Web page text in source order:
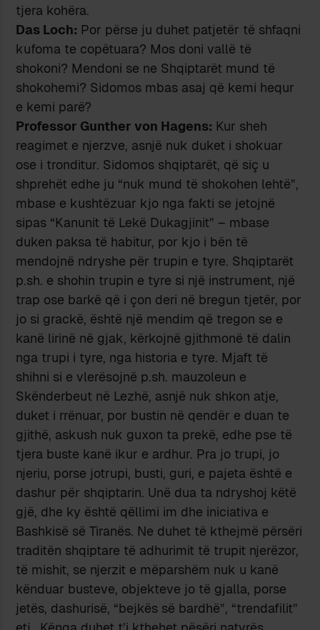
tjera kohëra.
Das Loch: Por përse ju duhet patjetër të shfaqni
kufoma te copëtuara? Mos doni vallë të
shokoni? Mendoni se ne Shqiptarët mund të
shokohemi? Sidomos mbas asaj që kemi hequr
e kemi parë?
Professor Gunther von Hagens: Kur sheh
reagimet e njerzve, asnjë nuk duket i shokuar
ose i tronditur. Sidomos shqiptarët, që siç u
shprehët edhe ju “nuk mund të shokohen lehtë”,
mbase e kushtëzuar kjo nga fakti se jetojnë
sipas “Kanunit të Lekë Dukagjinit” – mbase
duken paksa të habitur, por kjo i bën të
mendojnë ndryshe për trupin e tyre. Shqiptarët
p.sh. e shohin trupin e tyre si një instrument, një
trap ose barkë që i çon deri në bregun tjetër, por
jo si grackë, është një mendim që tregon se e
kanë lirinë në gjak, kërkojnë gjithmonë të dalin
nga trupi i tyre, nga historia e tyre. Mjaft të
shihni si e vlerësojnë p.sh. mauzoleun e
Skënderbeut në Lezhë, asnjë nuk shkon atje,
duket i rrënuar, por bustin në qendër e duan te
gjithë, askush nuk guxon ta prekë, edhe pse të
tjera buste kanë ikur e ardhur. Pra jo trupi, jo
njeriu, porse jotrupi, busti, guri, e pajeta është e
dashur për shqiptarin. Unë dua ta ndryshoj këtë
gjë, dhe ky është qëllimi im dhe iniciativa e
Bashkisë së Tiranës. Ne duhet të kthejmë përsëri
traditën shqiptare të adhurimit të trupit njerëzor,
të mishit, se njerzit e mëparshëm nuk u kanë
kënduar busteve, objekteve jo të gjalla, porse
jetës, dashurisë, “bejkës së bardhë”, “trendafilit”